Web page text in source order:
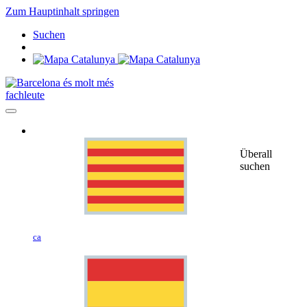
Zum Hauptinhalt springen
Suchen
fachleute
ca
Überall
suchen